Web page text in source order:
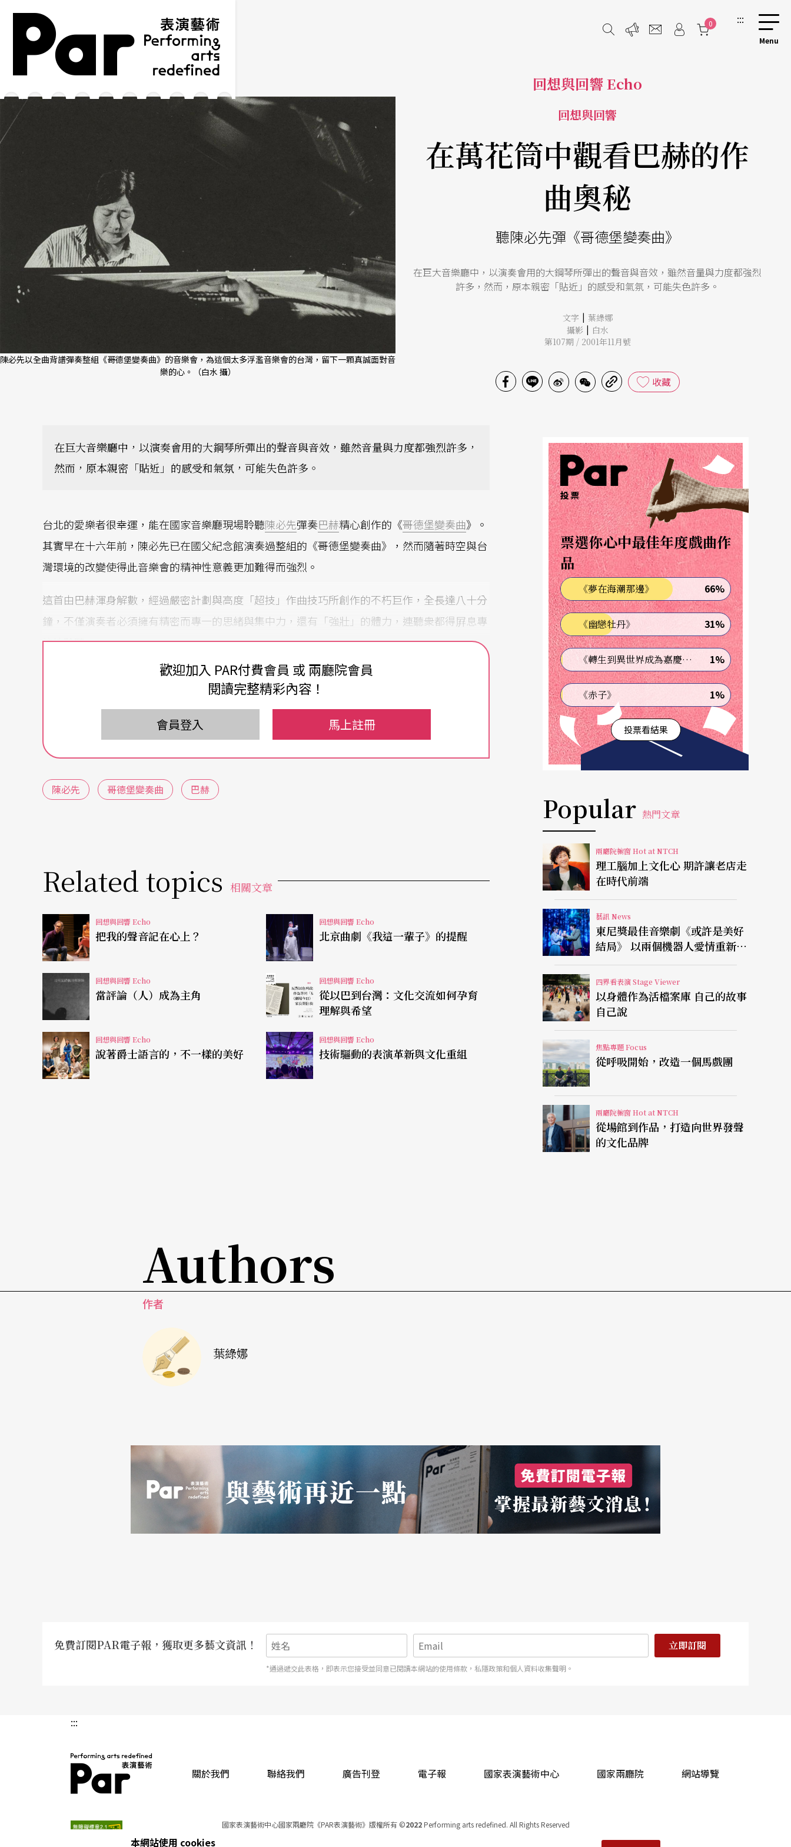
跳到主要內容區塊
網站導覽
0 :::
陳必先以全曲背譜彈奏整組《哥德堡變奏曲》的音樂會，為這個太多浮濫音樂會的台灣，留下一顆真誠面對音
樂的心。（白水 攝）
回想與回響 Echo
回想與回響
在萬花筒中觀看巴赫的作
曲奧秘
聽陳必先彈《哥德堡變奏曲》
在巨大音樂廳中，以演奏會用的大鋼琴所彈出的聲音與音效，雖然音量與力度都強烈
許多，然而，原本親密「貼近」的感受和氣氛，可能失色許多。
文字 | 葉綠娜
攝影 | 白水
第107期 / 2001年11月號
收藏
在巨大音樂廳中，以演奏會用的大鋼琴所彈出的聲音與音效，雖然音量與力度都強烈許多，
然而，原本親密「貼近」的感受和氣氛，可能失色許多。
台北的愛樂者很幸運，能在國家音樂廳現場聆聽陳必先彈奏巴赫精心創作的《哥德堡變奏曲》。
其實早在十六年前，陳必先已在國父紀念館演奏過整組的《哥德堡變奏曲》，然而隨著時空與台
灣環境的改變使得此音樂會的精神性意義更加難得而強烈。
這首由巴赫渾身解數，經過嚴密計劃與高度「超技」作曲技巧所創作的不朽巨作，全長達八十分
鐘，不僅演奏者必須擁有精密而專一的思緒與集中力，還有「強壯」的體力，連聽衆都得屛息專
注地聆聽。
此曲之標題「哥德堡」的主人翁哥德堡（Johann Theophilus Golderg），是位天才型的大鍵琴
演奏家，早在十歲時就被帶到德勒斯登的俄國大使凱瑟琳伯爵處發掘其天分，爾後送至巴赫門下
訓練。由於，當夜晚凱瑟琳伯爵不能入眠時，哥德堡得負責在寢室旁的房間裡彈奏大鍵琴音樂給
易事，因此哥德堡便請求巴赫爲此「用途」寫作一些柔和而具有生動性格的樂曲。巴赫因此完成
開始，他還自己「出資」，出版了 一系列的《鍵盤樂器練習》Clavier-Ubü ng，爲的是能有系統
地展現出自己所創作各種具代表性的鍵盤樂器的曲式，而《哥德堡變奏曲》便是在一七四二年出
版的《鍵盤樂器練習》中的第四部分的作品。
不可思議的低音變奏
這首破天荒龐大、偉大、重要、非凡的變奏曲共有三十段變奏，主題是一首非常柔和的薩拉邦德
舞曲的旋律，這首薩拉邦德舞曲曾在《安娜．瑪德連娜小曲集》中出版（可能非巴赫的原作），
而作曲家依此低音與和聲塑造出龐大的「帕薩卡利亞舞曲」的形式。
此變奏曲中最特別的便是運用卡農的曲式，以對位的寫作，也就是說每個聲部在一定的間隔之
後，緊隨著前面的聲部而不重複前一聲部的每個音，或是音程的順序。巴赫在全部的三十個變奏
ello"、第十變奏〈法國序曲〉、十八變奏〈進行曲似的〉"Alla Marcia"、十九變奏〈似船歌
的〉"Quasi Barcarolle"與二十四變奏〈吉格舞曲〉"Gigue"，而且最後的一個變奏，甚至是玩笑
似的兒歌〈大雜燴〉"Quodlibet"。如萬花筒般的個性與複雜多聲部彈奏技巧，除非擁有深刻音
社會的需求中安排如此精神性的曲目，猶如甘泉注入心靈。當然，此曲的催眠效果與作用不得而
然而，在巴洛克時期原本爲「雙鍵盤的大鍵琴」而寫作的《哥德堡變奏曲》，在三百年後的今
天，在巨大的音樂廳中，以演奏會用的大鋼琴所彈出的聲音與音效，雖然音量與力度都強烈許
多，然而，原本親密「貼近」的感受和氣氛，也可能失色許多。也因爲必須「擠」在鋼琴的一個
鍵盤上演奏，因此許多變奏曲因而更難彈了。
文字｜葉綠娜 鋼琴家
歡迎加入 PAR付費會員 或 兩廳院會員
閱讀完整精彩內容！
會員登入 馬上註冊
陳必先 哥德堡變奏曲 巴赫
Related topics 相關文章
回想與回響 Echo
把我的聲音記在心上？
回想與回響 Echo
北京曲劇《我這一輩子》的提醒
回想與回響 Echo
當評論（人）成為主角
回想與回響 Echo
從以巴到台灣：文化交流如何孕育
理解與希望
回想與回響 Echo
說著爵士語言的，不一樣的美好
回想與回響 Echo
技術驅動的表演革新與文化重組
投票
票選你心中最佳年度戲曲作
品
《夢在海潮那邊》 66%
《幽戀牡丹》 31%
《轉生到異世界成為嘉慶君—發現我的祖先是詐騙集團!?》 1%
《赤子》 1%
投票看結果
Popular 熱門文章
兩廳院櫥窗 Hot at NTCH
理工腦加上文化心 期許讓老店走
在時代前端
藝訊 News
東尼獎最佳音樂劇《或許是美好
結局》 以兩個機器人愛情重新凝
視有限人生
四界看表演 Stage Viewer
以身體作為活檔案庫 自己的故事
自己說
焦點專題 Focus
從呼吸開始，改造一個馬戲團
兩廳院櫥窗 Hot at NTCH
從場館到作品，打造向世界發聲
的文化品牌
Authors
作者
葉綠娜
免費訂閱PAR電子報，獲取更多藝文資訊！ 立即訂閱
*通過遞交此表格，即表示您接受並同意已閱讀本網站的使用條款，私隱政策和個人資料收集聲明。
:::
關於我們 聯絡我們 廣告刊登 電子報 國家表演藝術中心 國家兩廳院 網站導覽
國家表演藝術中心國家兩廳院《PAR表演藝術》版權所有©2022Performing arts redefined. All Rights Reserved
本網站使用 cookies